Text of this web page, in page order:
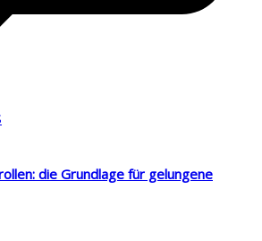
die Grundlage für gelungene